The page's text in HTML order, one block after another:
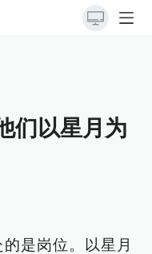
们以星月为
是岗位。以星月